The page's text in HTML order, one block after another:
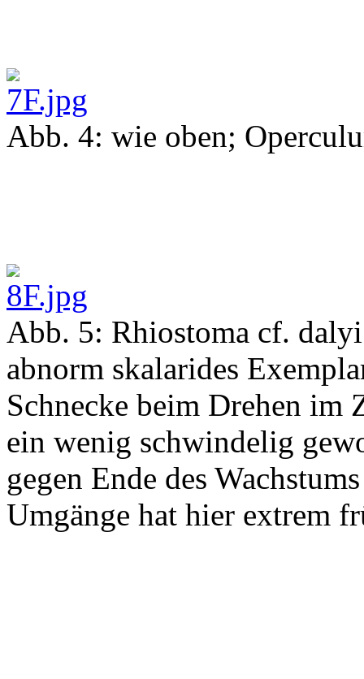
Abb. 4: wie oben;
Abb. 5: Rhiostoma cf.
abnorm skalarides
Schnecke beim Drehen im
ein wenig schwindelig
gegen Ende des
Umgänge hat hier extrem